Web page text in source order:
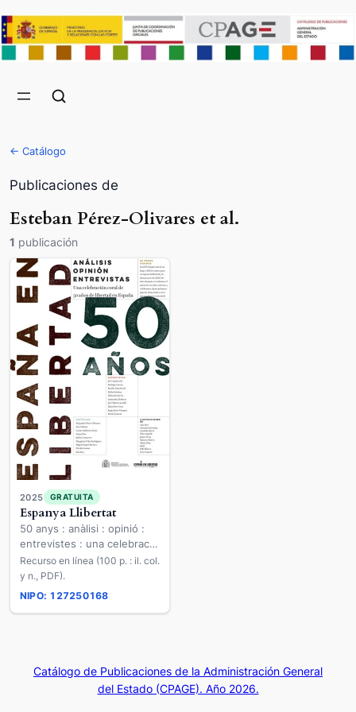
← Catálogo
Publicaciones de
Esteban Pérez-Olivares et al.
1 publicación
2025 GRATUITA
Espanya Llibertat
50 anys : anàlisi : opinió :
entrevistes : una celebració
coral de cinquanta anys de
llibertat a Espanaya
Recurso en línea (100 p. : il. col.
y n., PDF).
NIPO: 127250168
Catálogo de Publicaciones de la Administración General
del Estado (CPAGE). Año 2026.